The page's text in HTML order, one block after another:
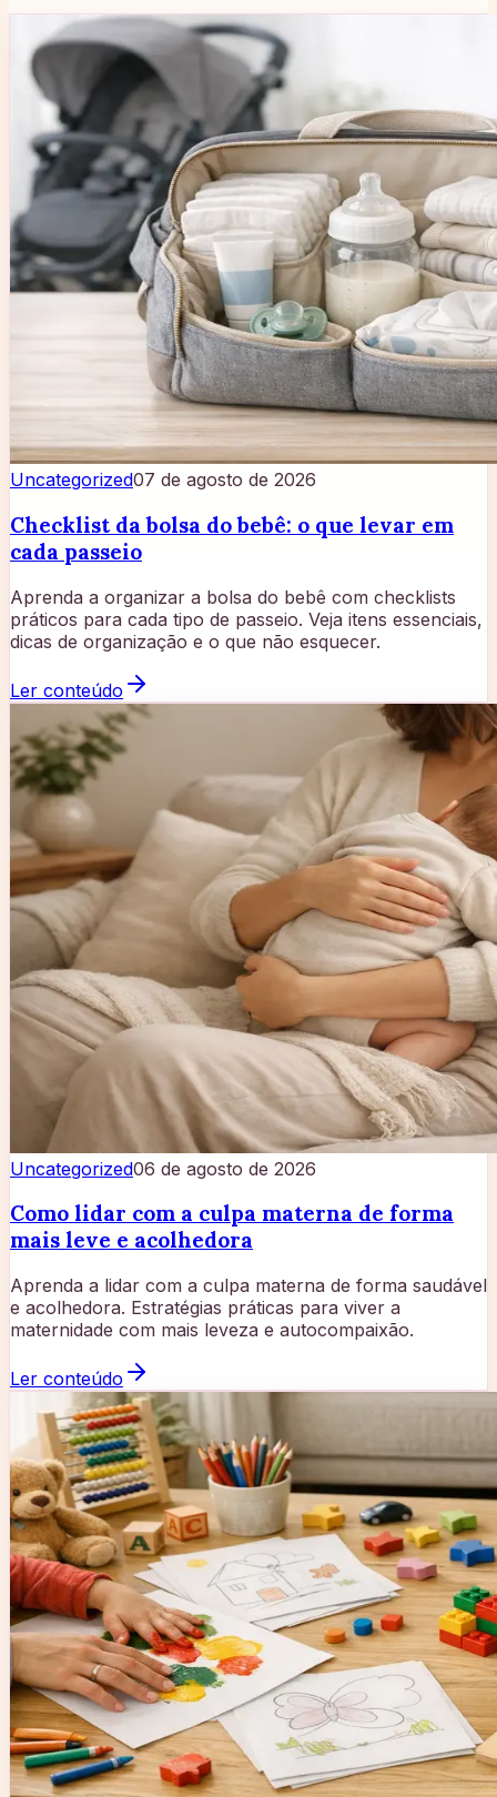
Uncategorized07 de agosto de 2026
Checklist da bolsa do bebê: o que levar em
cada passeio
Aprenda a organizar a bolsa do bebê com checklists
práticos para cada tipo de passeio. Veja itens essenciais,
dicas de organização e o que não esquecer.
Ler conteúdo
Uncategorized06 de agosto de 2026
Como lidar com a culpa materna de forma
mais leve e acolhedora
Aprenda a lidar com a culpa materna de forma saudável
e acolhedora. Estratégias práticas para viver a
maternidade com mais leveza e autocompaixão.
Ler conteúdo